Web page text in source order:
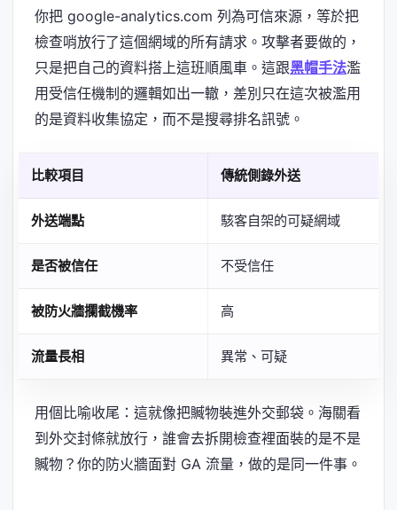
你把 google-analytics.com 列為可信來源，等於把
檢查哨放行了這個網域的所有請求。攻擊者要做的，
只是把自己的資料搭上這班順風車。這跟黑帽手法濫
用受信任機制的邏輯如出一轍，差別只在這次被濫用
的是資料收集協定，而不是搜尋排名訊號。
比較項目 傳統側錄外送
外送端點 駭客自架的可疑網域
是否被信任 不受信任
被防火牆攔截機率 高
流量長相 異常、可疑
用個比喻收尾：這就像把贓物裝進外交郵袋。海關看
到外交封條就放行，誰會去拆開檢查裡面裝的是不是
贓物？你的防火牆面對 GA 流量，做的是同一件事。